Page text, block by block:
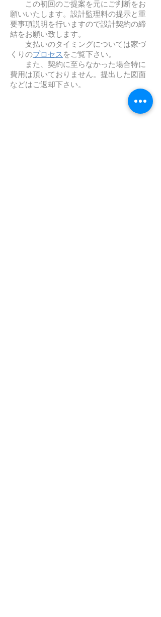
この初回のご提案を元にご判断をお
願いいたします。設計監理料の提示と重
要事項説明を行いますので設計契約の締
結をお願い致します。
支払いのタイミングについては家づ
くりのプロセス をご覧下さい。
また、契約に至らなかった場合特に
費用は頂いておりません。提出した図面
などはご返却下さい。